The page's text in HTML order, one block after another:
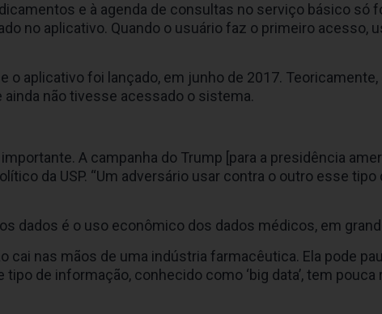
e à agenda de consultas no serviço básico só
no aplicativo. Quando o usuário faz o primeiro acesso,
aplicativo foi lançado, em junho de 2017. Teoricamente,
não tivesse acessado o sistema.
A campanha do Trump [para a presidência
da USP. “Um adversário usar contra o outro esse
dados é o uso econômico dos dados médicos, em
cai nas mãos de uma indústria farmacêutica. Ela pode
de informação, conhecido como ‘big data’, tem pouca